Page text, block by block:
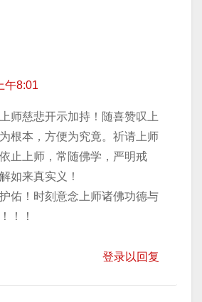
午8:01
师慈悲开示加持！随喜赞叹上
根本，方便为究竟。祈请上师
止上师，常随佛学，严明戒
如来真实义！
佑！时刻意念上师诸佛功德与
！！
登录以回复